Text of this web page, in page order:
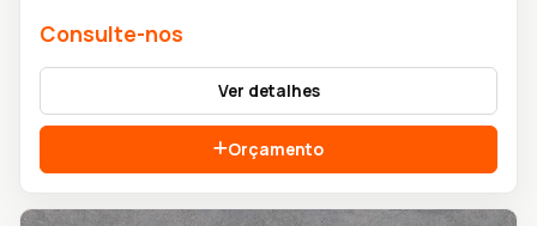
Consulte-nos
Ver detalhes
Orçamento